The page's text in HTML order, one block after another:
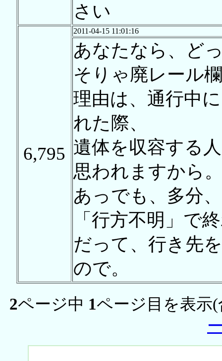
さい
6,795
2011-04-15 11:01:16
あなたなら、ど
そりゃ廃レール
理由は、通行中
れた際、
遺体を収容する
思われますから
あっでも、多分
「行方不明」で
だって、行き先
ので。
2ページ中 1ページ目を表示(